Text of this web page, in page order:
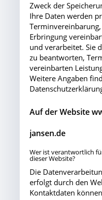
Zweck der
Ihre Daten werden
Erbringung
und verarbeitet. Sie
zu beantworten,
vereinbarten
Weitere Angaben
Auf der Website
jansen.de
Wer ist verantwortlich
dieser Website?
Die
erfolgt durch den
Kontaktdaten